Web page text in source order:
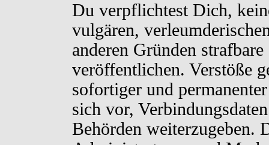
Du verpflichtest Dich,
vulgären,
anderen Gründen
veröffentlichen. Verstöße
sofortiger und
sich vor,
Behörden weiterzugeben.